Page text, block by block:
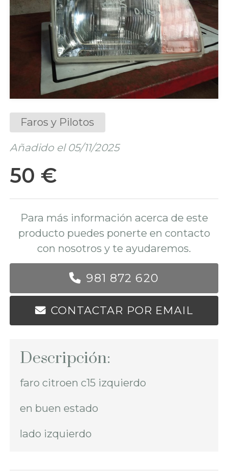
Faros y Pilotos
Añadido el 05/11/2025
50 €
Para más información acerca de este
producto puedes ponerte en contacto
con nosotros y te ayudaremos.
981 872 620
CONTACTAR POR EMAIL
Descripción:
faro citroen c15 izquierdo
en buen estado
lado izquierdo